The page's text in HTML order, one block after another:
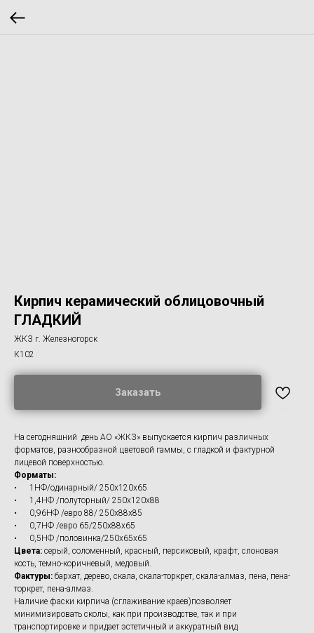
Кирпич керамический облицовочный
ГЛАДКИЙ
ЖКЗ г. Железногорск
К102
Заказать
На сегодняшний день АО «ЖКЗ» выпускается кирпич различных
форматов, разнообразной цветовой гаммы, с гладкой и фактурной
лицевой поверхностью.
Форматы:
• 1НФ/одинарный/ 250х120х65
• 1,4НФ /полуторный/ 250х120х88
• 0,96НФ /евро 88/ 250х88х85
• 0,7НФ /евро 65/250х88х65
• 0,5НФ /половинка/250х65х65
Цвета: серый, соломенный, красный, персиковый, крафт, слоновая
кость, темно-коричневый, медовый.
Фактуры: бархат, дерево, скала, скала-торкрет, скала-алмаз, пена, пена-
торкрет, пена-алмаз.
Наличие фаски кирпича (сглаживание краев)позволяет
минимизировать сколы, как при производстве, так и при
транспортировке и придает эстетичный и аккуратный вид